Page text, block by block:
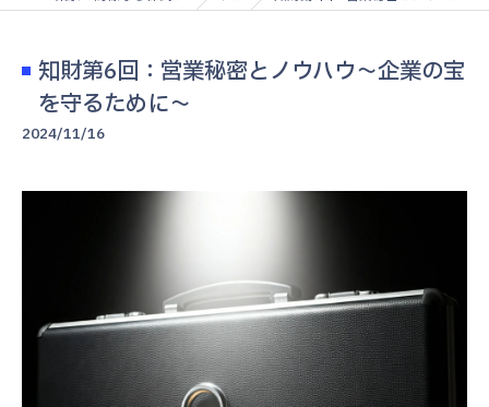
知財第6回：営業秘密とノウハウ～企業の宝
を守るために～
2024/11/16